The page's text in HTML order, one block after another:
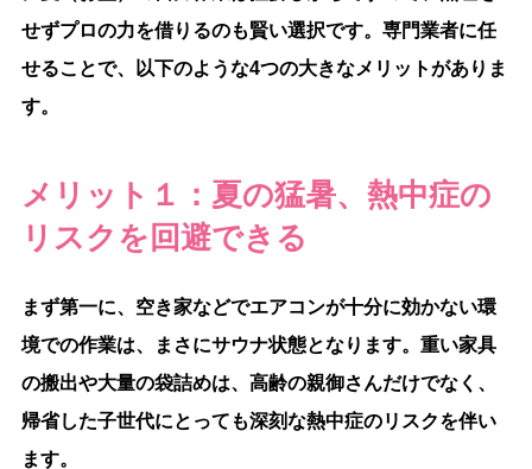
せずプロの力を借りるのも賢い選択です。専門業者に任
せることで、以下のような4つの大きなメリットがありま
す。
メリット１：夏の猛暑、熱中症の
リスクを回避できる
まず第一に、空き家などでエアコンが十分に効かない環
境での作業は、まさにサウナ状態となります。重い家具
の搬出や大量の袋詰めは、高齢の親御さんだけでなく、
帰省した子世代にとっても深刻な熱中症のリスクを伴い
ます。